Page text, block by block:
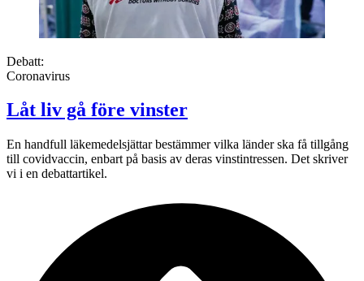
Debatt:
Coronavirus
Låt liv gå före vinster
En handfull läkemedelsjättar bestämmer vilka länder ska få tillgång
till covidvaccin, enbart på basis av deras vinstintressen. Det skriver
vi i en debattartikel.